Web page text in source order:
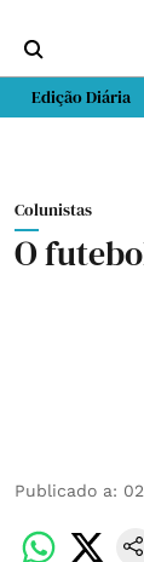
Edição Diária
Colunistas
O
Publicado a: